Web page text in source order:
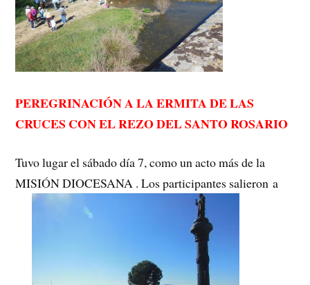
PEREGRINACIÓN A LA ERMITA DE LAS
CRUCES CON EL REZO DEL SANTO ROSARIO
Tuvo lugar el sábado día 7, como un acto más de la
MISIÓN DIOCESANA . Los participantes salieron a